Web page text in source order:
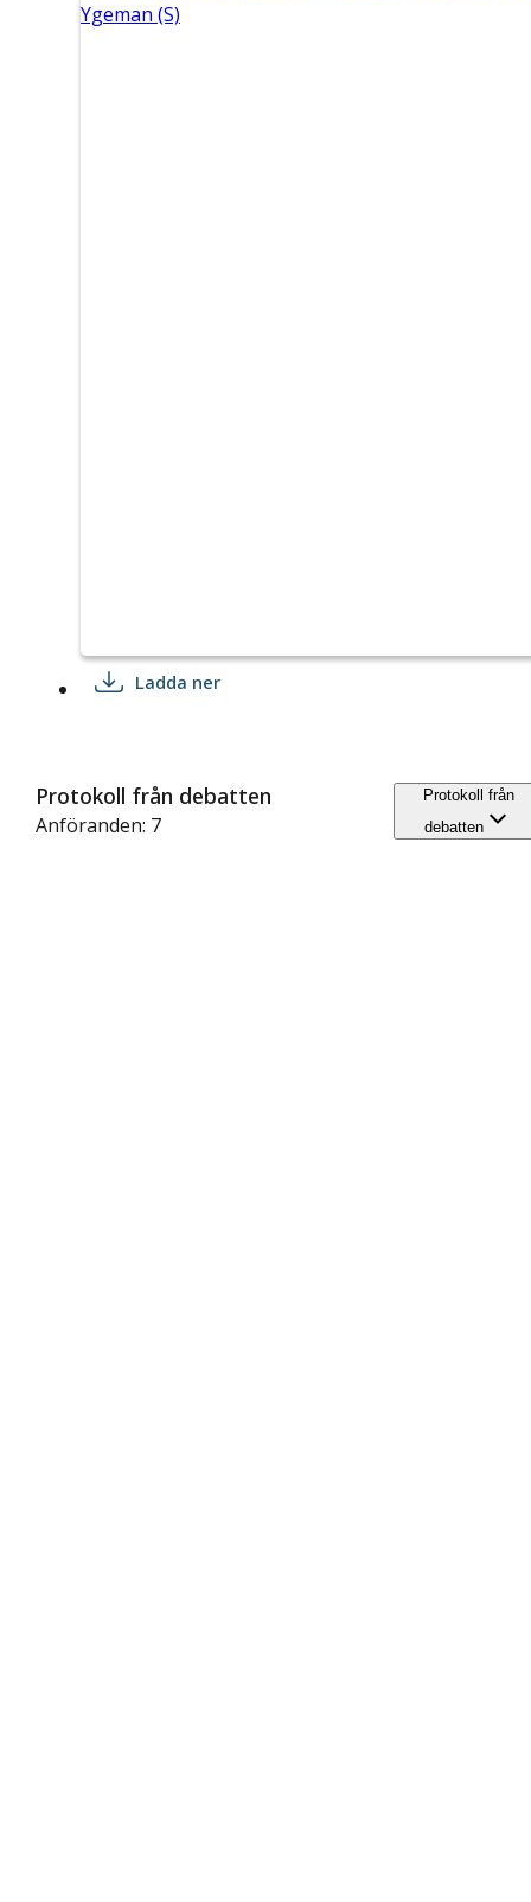
Ygeman (S)
Ladda ner
Protokoll från debatten
Anföranden: 7
Protokoll från
debatten